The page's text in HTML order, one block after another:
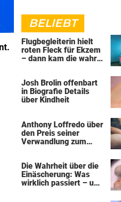
BELIEBT
Flugbegleiterin hielt
roten Fleck für Ekzem
– dann kam die wahre
Josh Brolin offenbart
in Biografie Details
über Kindheit
Anthony Loffredo über
den Preis seiner
Verwandlung zum
Die Wahrheit über die
Einäscherung: Was
wirklich passiert – und